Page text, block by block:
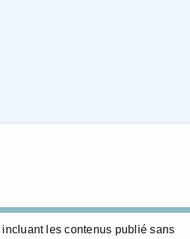
les contenus publié sans